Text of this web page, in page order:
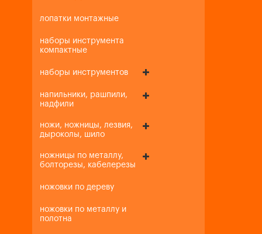
лопатки монтажные
наборы инструмента
компактные
наборы инструментов
напильники, рашпили,
надфили
ножи, ножницы, лезвия,
дыроколы, шило
ножницы по металлу,
болторезы, кабелерезы
ножовки по дереву
ножовки по металлу и
полотна